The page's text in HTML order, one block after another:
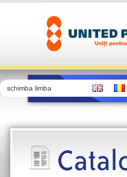
schimba limba